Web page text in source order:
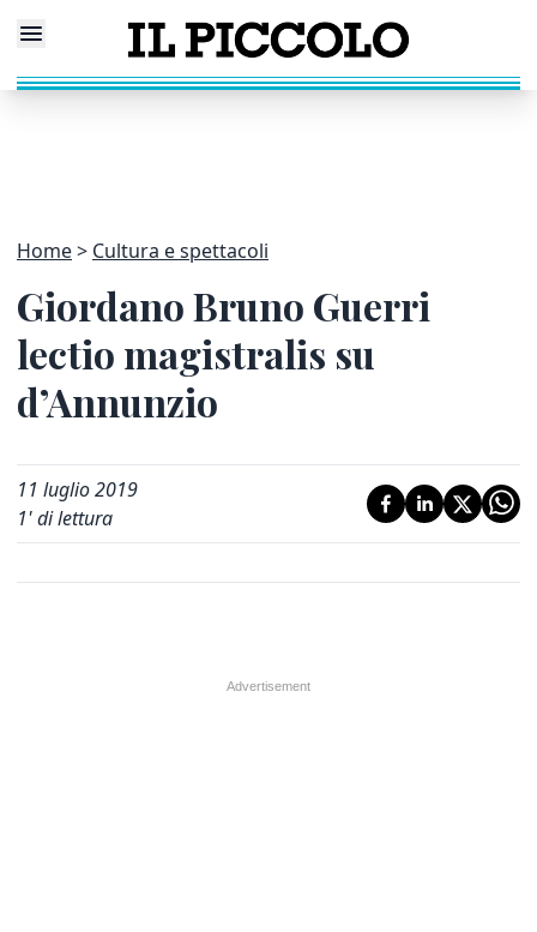
Home Cultura e spettacoli
Giordano Bruno Guerri
lectio magistralis su
d’Annunzio
11 luglio 2019
1' di lettura